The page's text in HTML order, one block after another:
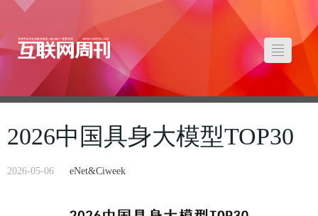
2026中国具身大模型TOP30
2026-05-06 eNet&Ciweek